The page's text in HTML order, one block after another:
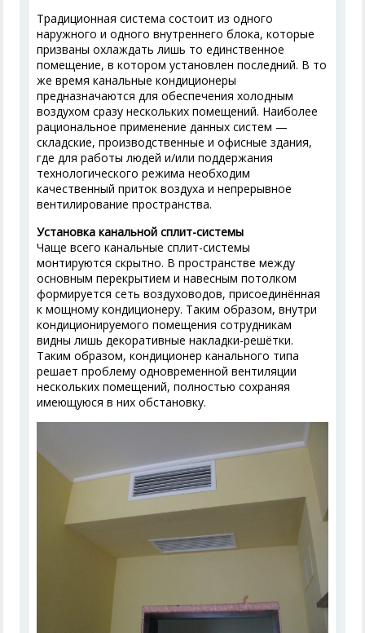
Традиционная система состоит из одного
наружного и одного внутреннего блока, которые
призваны охлаждать лишь то единственное
помещение, в котором установлен последний. В то
же время канальные кондиционеры
предназначаются для обеспечения холодным
воздухом сразу нескольких помещений. Наиболее
рациональное применение данных систем —
складские, производственные и офисные здания,
где для работы людей и/или поддержания
технологического режима необходим
качественный приток воздуха и непрерывное
вентилирование пространства.
Установка канальной сплит-системы
Чаще всего канальные сплит-системы
монтируются скрытно. В пространстве между
основным перекрытием и навесным потолком
формируется сеть воздуховодов, присоединённая
к мощному кондиционеру. Таким образом, внутри
кондиционируемого помещения сотрудникам
видны лишь декоративные накладки-решётки.
Таким образом, кондиционер канального типа
решает проблему одновременной вентиляции
нескольких помещений, полностью сохраняя
имеющуюся в них обстановку.